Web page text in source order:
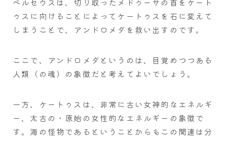
ゥスに向けることによってケートゥスを石に変えて
しまうことで、アンドロメダを救い出すのです。
ここで、アンドロメダというのは、目覚めつつある
人類（の魂）の象徴だと考えてよいでしょう。
一方、ケートゥスは、非常に古い女神的なエネルギ
ー、太古の・原始の女性的なエネルギーの象徴で
す。海の怪物であるということからもこの関連は分